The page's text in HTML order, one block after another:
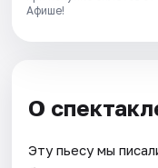
Афише!
О
Эту пьесу мы